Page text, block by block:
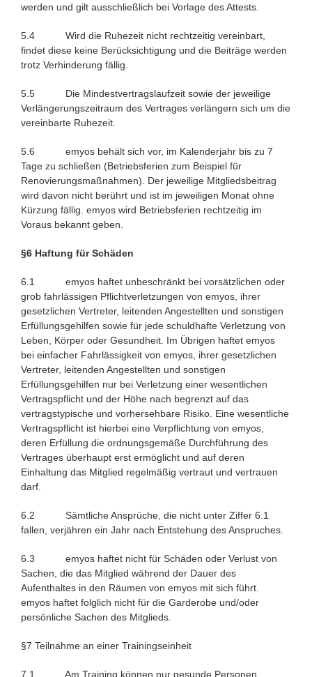
werden und gilt ausschließlich bei Vorlage des Attests.
5.4 Wird die Ruhezeit nicht rechtzeitig vereinbart,
findet diese keine Berücksichtigung und die Beiträge werden
trotz Verhinderung fällig.
5.5 Die Mindestvertragslaufzeit sowie der jeweilige
Verlängerungszeitraum des Vertrages verlängern sich um die
vereinbarte Ruhezeit.
5.6 emyos behält sich vor, im Kalenderjahr bis zu 7
Tage zu schließen (Betriebsferien zum Beispiel für
Renovierungsmaßnahmen). Der jeweilige Mitgliedsbeitrag
wird davon nicht berührt und ist im jeweiligen Monat ohne
Kürzung fällig. emyos wird Betriebsferien rechtzeitig im
Voraus bekannt geben.
§6 Haftung für Schäden
6.1 emyos haftet unbeschränkt bei vorsätzlichen oder
grob fahrlässigen Pflichtverletzungen von emyos, ihrer
gesetzlichen Vertreter, leitenden Angestellten und sonstigen
Erfüllungsgehilfen sowie für jede schuldhafte Verletzung von
Leben, Körper oder Gesundheit. Im Übrigen haftet emyos
bei einfacher Fahrlässigkeit von emyos, ihrer gesetzlichen
Vertreter, leitenden Angestellten und sonstigen
Erfüllungsgehilfen nur bei Verletzung einer wesentlichen
Vertragspflicht und der Höhe nach begrenzt auf das
vertragstypische und vorhersehbare Risiko. Eine wesentliche
Vertragspflicht ist hierbei eine Verpflichtung von emyos,
deren Erfüllung die ordnungsgemäße Durchführung des
Vertrages überhaupt erst ermöglicht und auf deren
Einhaltung das Mitglied regelmäßig vertraut und vertrauen
darf.
6.2 Sämtliche Ansprüche, die nicht unter Ziffer 6.1
fallen, verjähren ein Jahr nach Entstehung des Anspruches.
6.3 emyos haftet nicht für Schäden oder Verlust von
Sachen, die das Mitglied während der Dauer des
Aufenthaltes in den Räumen von emyos mit sich führt.
emyos haftet folglich nicht für die Garderobe und/oder
persönliche Sachen des Mitglieds.
§7 Teilnahme an einer Trainingseinheit
7.1 Am Training können nur gesunde Personen